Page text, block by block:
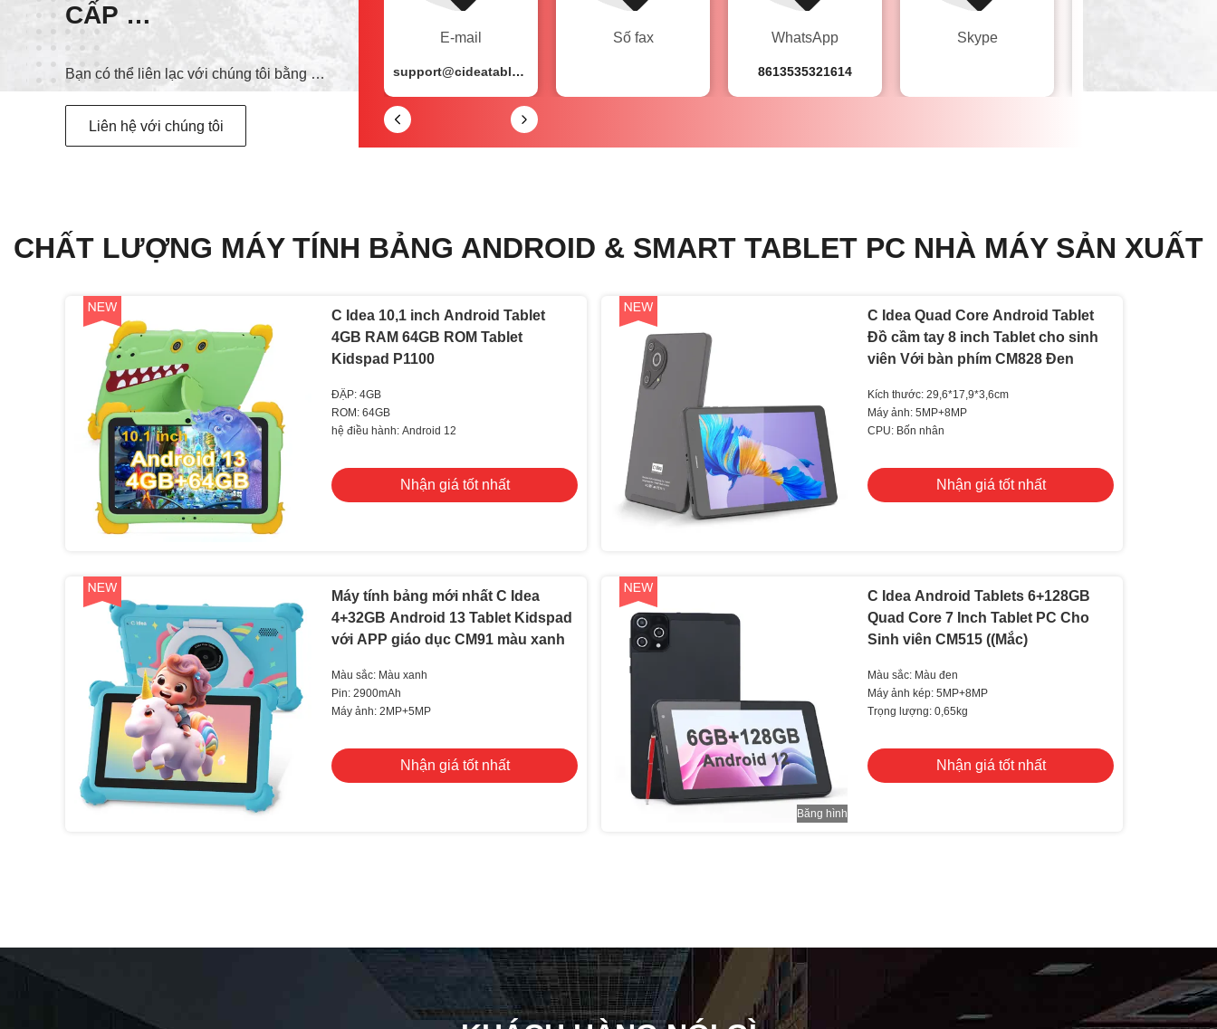
CẤP
DỊCH VỤ TỐT NHẤT!
Bạn có thể liên lạc với chúng tôi bằng nhiều cách khác nhau
Liên hệ với chúng tôi
wechat
+8613535321614
E-mail
support@cideatablet.com
Số fax WhatsApp
8613535321614
Skype
CHẤT LƯỢNG MÁY TÍNH BẢNG ANDROID & SMART TABLET PC NHÀ MÁY SẢN XUẤT
C Idea 10,1 inch Android Tablet
4GB RAM 64GB ROM Tablet
Kidspad P1100
ĐẬP: 4GB
ROM: 64GB
hệ điều hành: Android 12
Nhận giá tốt nhất
C Idea Quad Core Android Tablet
Đồ cầm tay 8 inch Tablet cho sinh
viên Với bàn phím CM828 Đen
Kích thước: 29,6*17,9*3,6cm
Máy ảnh: 5MP+8MP
CPU: Bốn nhân
Nhận giá tốt nhất
Máy tính bảng mới nhất C Idea
4+32GB Android 13 Tablet Kidspad
với APP giáo dục CM91 màu xanh
Màu sắc: Màu xanh
Pin: 2900mAh
Máy ảnh: 2MP+5MP
Nhận giá tốt nhất
Băng hình
C Idea Android Tablets 6+128GB
Quad Core 7 Inch Tablet PC Cho
Sinh viên CM515 ((Mắc)
Màu sắc: Màu đen
Máy ảnh kép: 5MP+8MP
Trọng lượng: 0,65kg
Nhận giá tốt nhất